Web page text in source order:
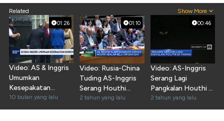
Related Show More
01:26
Video: AS & Inggris
Umumkan
Kesepakatan
Ekonomi USD 10
Miliar
10 bulan yang lalu
01:10
Video: Rusia-China
Tuding AS-Inggris
Serang Houthi
Secara Ilegal
2 tahun yang lalu
00:46
Video: AS-Inggris
Serang Lagi
Pangkalan Houthi di
Yaman
2 tahun yang lalu